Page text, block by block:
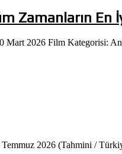
Zamanların En
Mart 2026 Film Kategorisi:
2026 (Tahmini /